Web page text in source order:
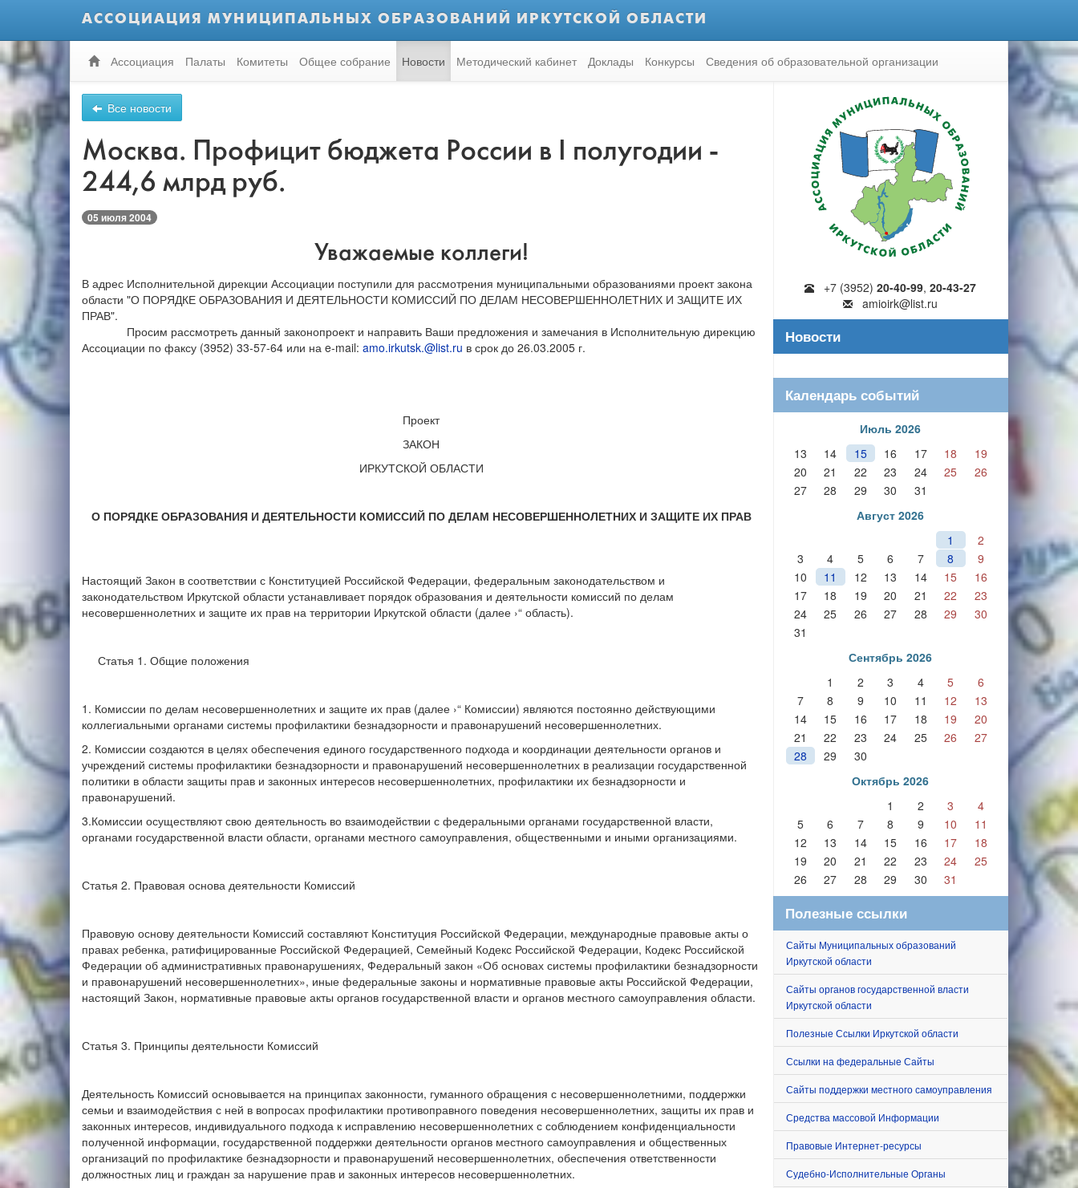
АССОЦИАЦИЯ МУНИЦИПАЛЬНЫХ ОБРАЗОВАНИЙ ИРКУТСКОЙ ОБЛАСТИ
Ассоциация Палаты Комитеты Общее собрание Новости Методический кабинет Доклады Конкурсы Сведения об образовательной организации
Все новости
Москва. Профицит бюджета России в I полугодии -
244,6 млрд руб.
05 июля 2004
Уважаемые коллеги!
В адрес Исполнительной дирекции Ассоциации поступили для рассмотрения муниципальными образованиями проект закона
области "О ПОРЯДКЕ ОБРАЗОВАНИЯ И ДЕЯТЕЛЬНОСТИ КОМИССИЙ ПО ДЕЛАМ НЕСОВЕРШЕННОЛЕТНИХ И ЗАЩИТЕ ИХ
ПРАВ".
Просим рассмотреть данный законопроект и направить Ваши предложения и замечания в Исполнительную дирекцию
Ассоциации по факсу (3952) 33-57-64 или на e-mail: amo.irkutsk.@list.ru в срок до 26.03.2005 г.
Проект
ЗАКОН
ИРКУТСКОЙ ОБЛАСТИ
О ПОРЯДКЕ ОБРАЗОВАНИЯ И ДЕЯТЕЛЬНОСТИ КОМИССИЙ ПО ДЕЛАМ НЕСОВЕРШЕННОЛЕТНИХ И ЗАЩИТЕ ИХ ПРАВ
Настоящий Закон в соответствии с Конституцией Российской Федерации, федеральным законодательством и
законодательством Иркутской области устанавливает порядок образования и деятельности комиссий по делам
несовершеннолетних и защите их прав на территории Иркутской области (далее ›“ область).
Статья 1. Общие положения
1. Комиссии по делам несовершеннолетних и защите их прав (далее ›“ Комиссии) являются постоянно действующими
коллегиальными органами системы профилактики безнадзорности и правонарушений несовершеннолетних.
2. Комиссии создаются в целях обеспечения единого государственного подхода и координации деятельности органов и
учреждений системы профилактики безнадзорности и правонарушений несовершеннолетних в реализации государственной
политики в области защиты прав и законных интересов несовершеннолетних, профилактики их безнадзорности и
правонарушений.
3.Комиссии осуществляют свою деятельность во взаимодействии с федеральными органами государственной власти,
органами государственной власти области, органами местного самоуправления, общественными и иными организациями.
Статья 2. Правовая основа деятельности Комиссий
Правовую основу деятельности Комиссий составляют Конституция Российской Федерации, международные правовые акты о
правах ребенка, ратифицированные Российской Федерацией, Семейный Кодекс Российской Федерации, Кодекс Российской
Федерации об административных правонарушениях, Федеральный закон «Об основах системы профилактики безнадзорности
и правонарушений несовершеннолетних», иные федеральные законы и нормативные правовые акты Российской Федерации,
настоящий Закон, нормативные правовые акты органов государственной власти и органов местного самоуправления области.
Статья 3. Принципы деятельности Комиссий
Деятельность Комиссий основывается на принципах законности, гуманного обращения с несовершеннолетними, поддержки
семьи и взаимодействия с ней в вопросах профилактики противоправного поведения несовершеннолетних, защиты их прав и
законных интересов, индивидуального подхода к исправлению несовершеннолетних с соблюдением конфиденциальности
полученной информации, государственной поддержки деятельности органов местного самоуправления и общественных
организаций по профилактике безнадзорности и правонарушений несовершеннолетних, обеспечения ответственности
должностных лиц и граждан за нарушение прав и законных интересов несовершеннолетних.
+7 (3952)20-40-99,20-43-27
amioirk@list.ru
Новости
Календарь событий
Июль 2026
13
14 15 16 17 18
19
20
21 22 23 24 25
26
27
28 29 30
31
Август 2026
1
2
3
4 5 6 7 8
9
10
11 12 13 14 15
16
17
18 19 20 21 22
23
24
25 26 27 28 29
30
31
Сентябрь 2026
1
2 3 4 5
6
7
8 9 10 11 12
13
14
15 16 17 18 19
20
21
22 23 24 25 26
27
28
29
30
Октябрь 2026
1
2 3
4
5
6 7 8 9 10
11
12
13 14 15 16 17
18
19
20 21 22 23 24
25
26
27 28 29 30 31
Полезные ссылки
Сайты Муниципальных образований
Иркутской области
Сайты органов государственной власти
Иркутской области
Полезные Ссылки Иркутской области
Ссылки на федеральные Сайты
Сайты поддержки местного самоуправления
Средства массовой Информации
Правовые Интернет-ресурсы
Судебно-Исполнительные Органы